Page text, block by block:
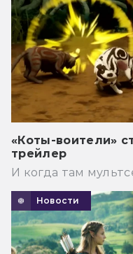
«Коты-воители»
трейлер
И когда там
Новости